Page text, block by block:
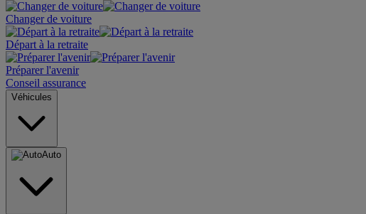
Changer de voiture
Départ à la retraite
Préparer l'avenir
Conseil assurance
Véhicules
Auto